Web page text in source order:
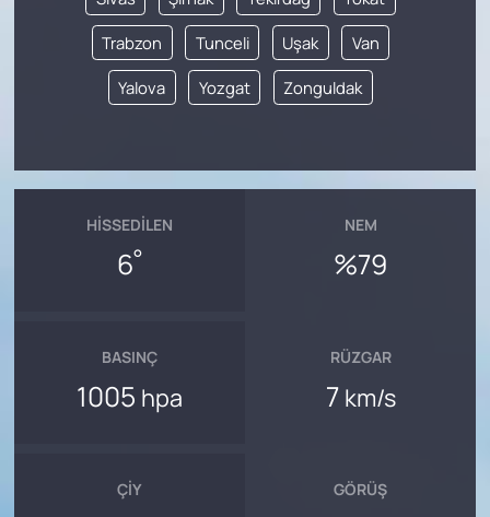
Trabzon Tunceli Uşak Van
Yalova Yozgat Zonguldak
HISSEDILEN
6°
NEM
%79
BASINÇ
1005 hpa
RÜZGAR
7 km/s
ÇIY GÖRÜŞ